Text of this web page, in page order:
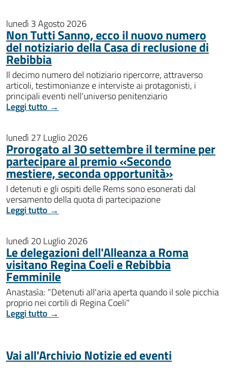
lunedì 3 Agosto 2026
Non Tutti Sanno, ecco il nuovo numero
del notiziario della Casa di reclusione di
Rebibbia
Il decimo numero del notiziario ripercorre, attraverso
articoli, testimonianze e interviste ai protagonisti, i
principali eventi nell'universo penitenziario
Leggi tutto →
lunedì 27 Luglio 2026
Prorogato al 30 settembre il termine per
partecipare al premio «Secondo
mestiere, seconda opportunità»
I detenuti e gli ospiti delle Rems sono esonerati dal
versamento della quota di partecipazione
Leggi tutto →
lunedì 20 Luglio 2026
Le delegazioni dell'Alleanza a Roma
visitano Regina Coeli e Rebibbia
Femminile
Anastasìa: "Detenuti all'aria aperta quando il sole picchia
proprio nei cortili di Regina Coeli"
Leggi tutto →
Vai all'Archivio Notizie ed eventi